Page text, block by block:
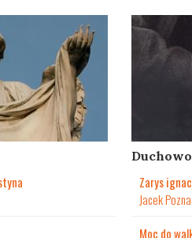
Zarys
Jacek
Moc do